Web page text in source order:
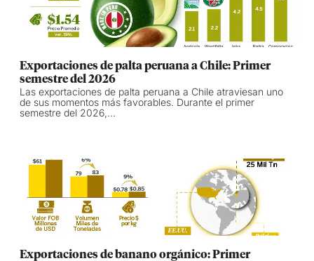
Exportaciones de palta peruana a Chile: Primer
semestre del 2026
Las exportaciones de palta peruana a Chile atraviesan uno
de sus momentos más favorables. Durante el primer
semestre del 2026,...
Exportaciones de banano orgánico: Primer